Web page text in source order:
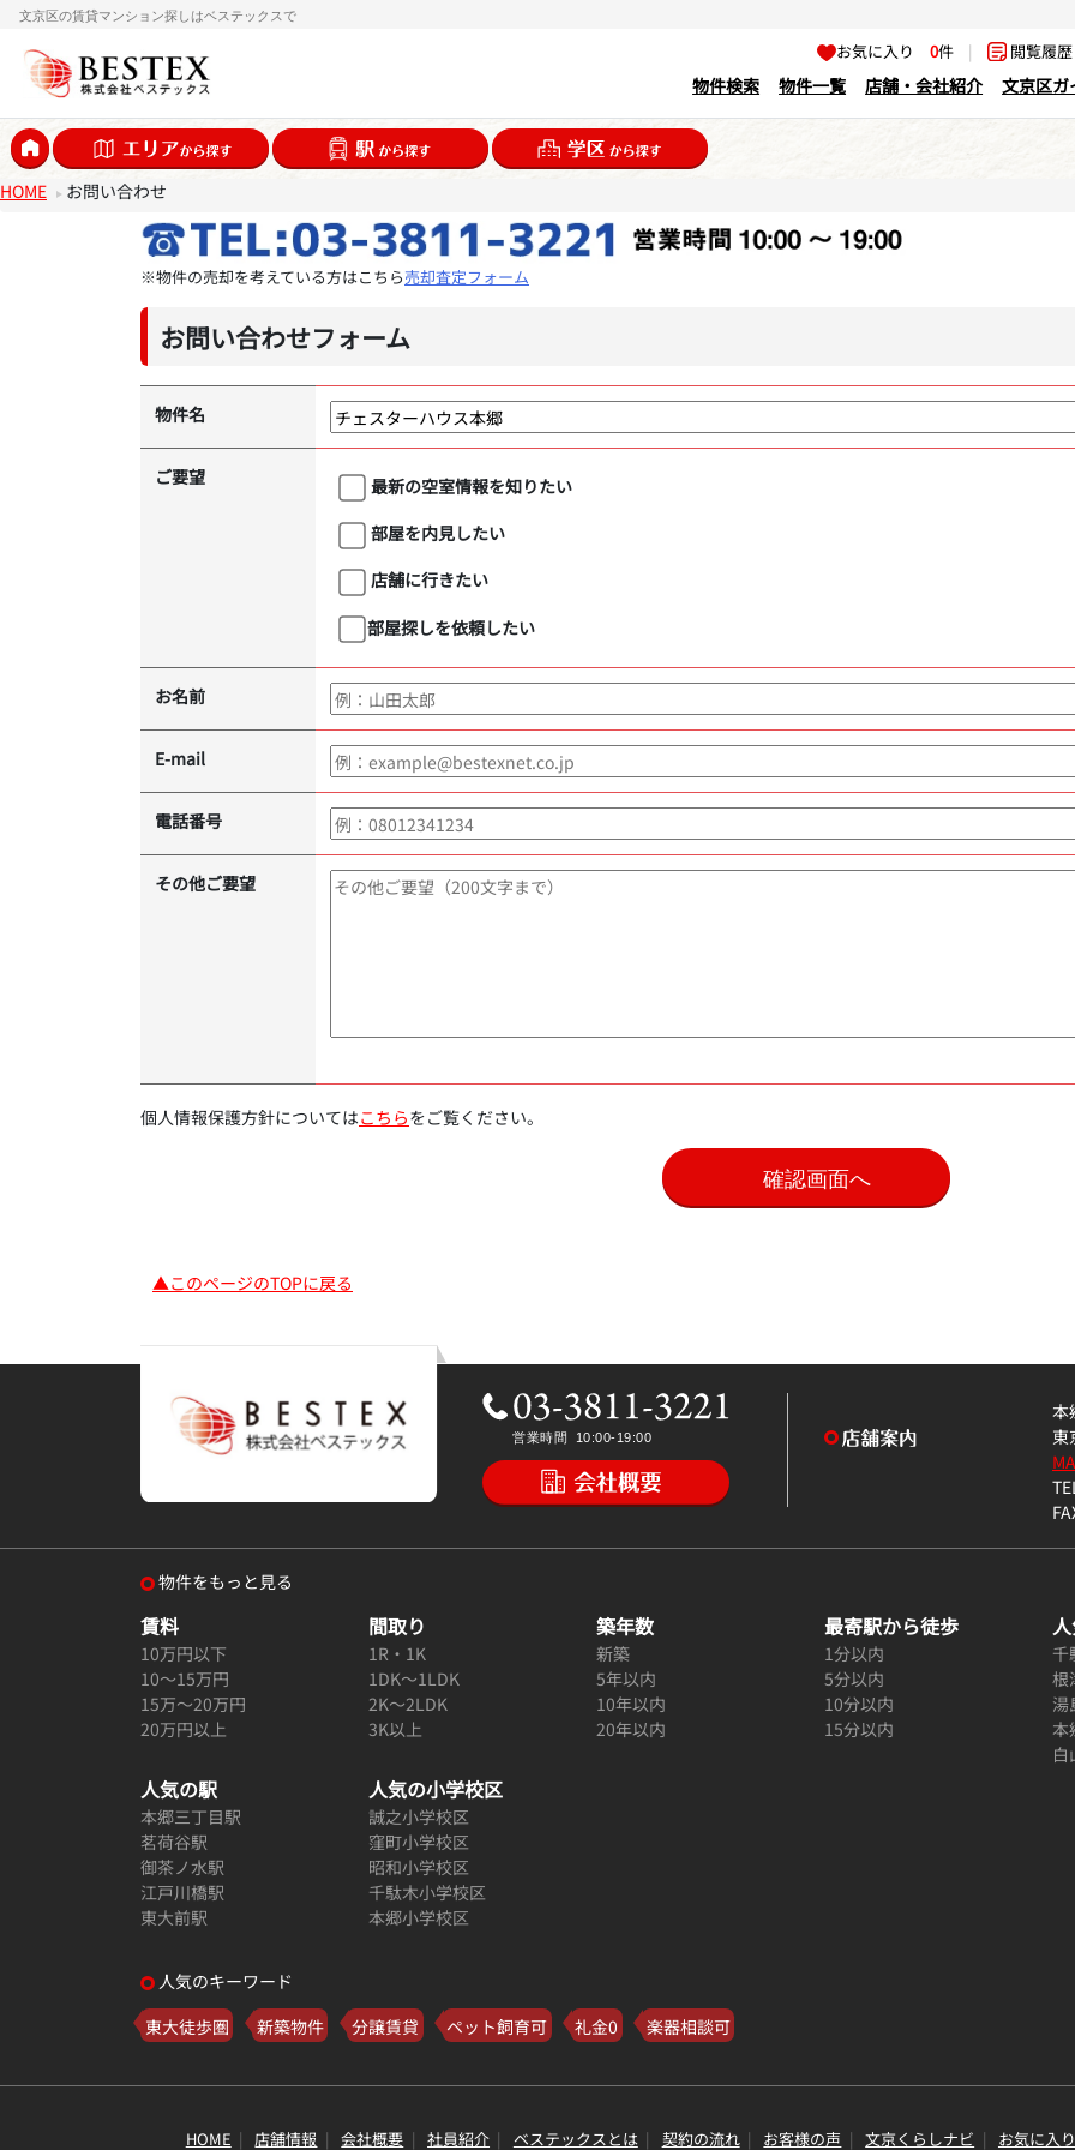
文京区の賃貸マンション探しはベステックスで
お気に入り0件 | 閲覧履
物件検索 物件一覧 店舗・会社紹介 文京区ガ
HOME お問い合わせ
※物件の売却を考えている方はこちら売却査定フォーム
お問い合わせフォーム
物件名
ご要望
最新の空室情報を知りたい
部屋を内見したい
店舗に行きたい
部屋探しを依頼したい
お名前
E-mail
電話番号
その他ご要望
個人情報保護方針についてはこちらをご覧ください。
▲このページのTOPに戻る
本
東
物件をもっと見る
賃料
10万円以下
10～15万円
15万～20万円
20万円以上
間取り
1R・1K
1DK～1LDK
2K～2LDK
3K以上
築年数
新築
5年以内
10年以内
20年以内
最寄駅から徒歩
1分以内
5分以内
10分以内
15分以内
千
根
湯
本
白
人気の駅
本郷三丁目駅
茗荷谷駅
御茶ノ水駅
江戸川橋駅
東大前駅
人気の小学校区
誠之小学校区
窪町小学校区
昭和小学校区
千駄木小学校区
本郷小学校区
人気のキーワード
東大徒歩圏
新築物件 分譲賃貸 ペット飼育可 礼金0 楽器相談可
HOME 店舗情報 会社概要 社員紹介 ベステックスとは 契約の流れ お客様の声 文京くらしナビ お気に入